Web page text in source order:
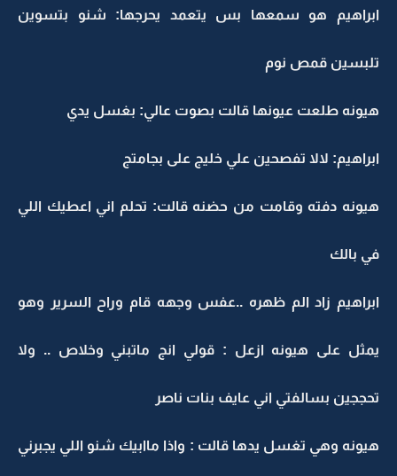
ابراهيم هو سمعها بس يتعمد يحرجها: شنو بتسوين
تلبسين قمص نوم
هيونه طلعت عيونها قالت بصوت عالي: بغسل يدي
ابراهيم: لالا تفصحين علي خليج على بجامتج
هيونه دفته وقامت من حضنه قالت: تحلم اني اعطيك اللي
في بالك
ابراهيم زاد الم ظهره ..عفس وجهه قام وراح السرير وهو
يمثل على هيونه ازعل : قولي انج ماتبني وخلاص .. ولا
تحججين بسالفتي اني عايف بنات ناصر
هيونه وهي تغسل يدها قالت : واذا ماابيك شنو اللي يجبرني